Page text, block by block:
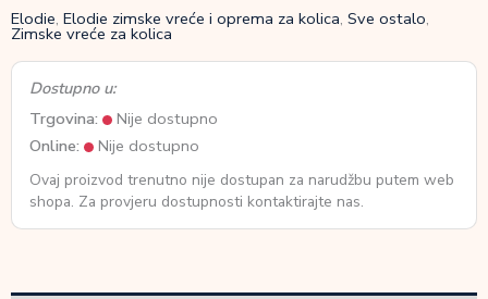
Elodie, Elodie zimske vreće i oprema za kolica, Sve ostalo,
Zimske vreće za kolica
Dostupno u:
Trgovina:
Nije dostupno
Online:
Nije dostupno
Ovaj proizvod trenutno nije dostupan za narudžbu putem web
shopa. Za provjeru dostupnosti kontaktirajte nas.